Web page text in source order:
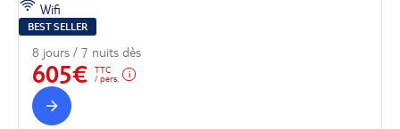
Wifi
BEST SELLER
8 jours / 7 nuits dès
605€
TTC
/ pers.